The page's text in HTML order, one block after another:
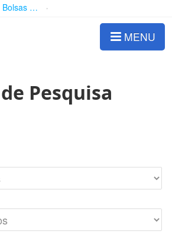
Bolsas e Auxílios Vigentes
MENU
Pesquisa